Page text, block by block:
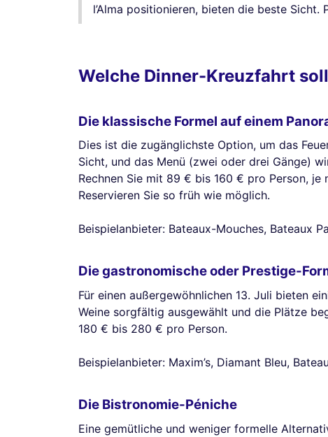
l’Alma positionieren, bieten die beste
Welche Dinner-Kreuzfahrt
Die klassische Formel auf einem
Dies ist die zugänglichste Option, um das
Sicht, und das Menü (zwei oder drei Gänge)
Rechnen Sie mit 89 € bis 160 € pro Person,
Reservieren Sie so früh wie möglich.
Beispielanbieter: Bateaux-Mouches, Bateaux
Die gastronomische oder Prestige-
Für einen außergewöhnlichen 13. Juli bieten
Weine sorgfältig ausgewählt und die Plätze
180 € bis 280 € pro Person.
Beispielanbieter: Maxim’s, Diamant Bleu,
Die Bistronomie-Péniche
Eine gemütliche und weniger formelle